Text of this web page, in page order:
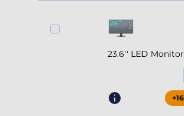
23.6'' LED